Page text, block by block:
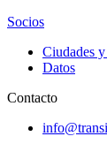
Socios
Ciudades
Datos
Contacto